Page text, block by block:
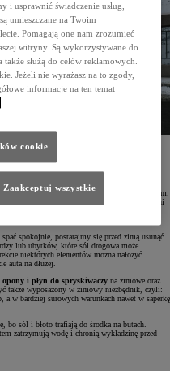
lakieru woskiem.
ale skutecznie zabezpieczy auto przed
ale zawsze miejmy na uwadze stan
zniszczone, bo to może tylko pogłębić problem.
i bagażniku wazeliną techniczną. Uchroni
dni. Zimą często na uszczelkach skrapla się
dodatnia.
spokojnie, postarajmy się przed zimą usunąć
lub ubytków, które sól drogowa może
niektórych elementów można nałożyć
auta na dłużej.
opony i płyn do spryskiwaczy na zimowe oraz
także wyposażony w zimowy niezbędnik, czyli:
a w bardziej surowych warunkach nawet w saperkę
bo sól i błoto trafiają do środka na butach.
zatrzymują wodę i chronią wykładzinę przed
i usprawnić świadczenie usług,
umieszczane na Twoim
Pomagają one nam zrozumieć
witryny. Są wykorzystywane do
także służą do celów reklamowych.
Jeżeli nie wyrażasz na to zgody,
informacje na ten temat
cookie
Zaakceptuj wszystkie